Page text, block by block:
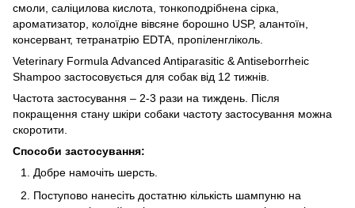
смоли, саліцилова кислота, тонкоподрібнена сірка,
ароматизатор, колоїдне вівсяне борошно USP, алантоїн,
консервант, тетранатрію EDTA, пропіленгліколь.
Veterinary Formula Advanced Antiparasitic & Antiseborrheic
Shampoo застосовується для собак від 12 тижнів.
Частота застосування – 2-3 рази на тиждень. Після
покращення стану шкіри собаки частоту застосування можна
скоротити.
Способи застосування:
Добре намочіть шерсть.
Поступово нанесіть достатню кількість шампуню на